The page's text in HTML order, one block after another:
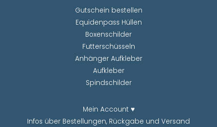
Gutschein bestellen
Equidenpass Hüllen
Boxenschilder
Futterschüsseln
Anhänger Aufkleber
Aufkleber
Spindschilder
Mein Account ♥
Infos über Bestellungen, Rückgabe und Versand